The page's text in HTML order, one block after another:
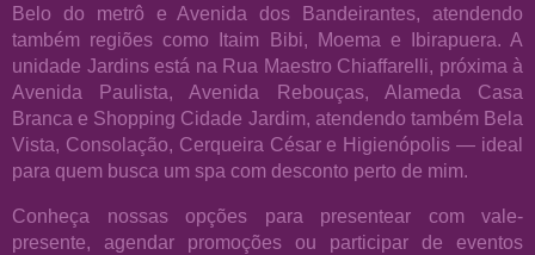
Belo do metrô e Avenida dos Bandeirantes, atendendo
também regiões como Itaim Bibi, Moema e Ibirapuera. A
unidade Jardins está na Rua Maestro Chiaffarelli, próxima à
Avenida Paulista, Avenida Rebouças, Alameda Casa
Branca e Shopping Cidade Jardim, atendendo também Bela
Vista, Consolação, Cerqueira César e Higienópolis — ideal
para quem busca um spa com desconto perto de mim.
Conheça nossas opções para presentear com vale-
presente, agendar promoções ou participar de eventos